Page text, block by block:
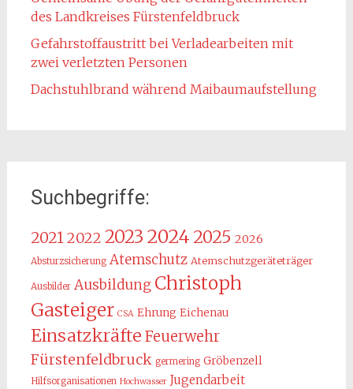
des Landkreises Fürstenfeldbruck
Gefahrstoffaustritt bei Verladearbeiten mit
zwei verletzten Personen
Dachstuhlbrand während Maibaumaufstellung
Suchbegriffe:
20212022 2023 2024 2025 2026
Absturzsicherung Atemschutz Atemschutzgeräteträger
Ausbilder Ausbildung Christoph
Gasteiger CSA Ehrung Eichenau
Einsatzkräfte Feuerwehr
Fürstenfeldbruck germering Gröbenzell
Hilfsorganisationen Hochwasser Jugendarbeit